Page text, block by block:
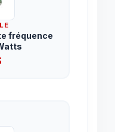
fréquence